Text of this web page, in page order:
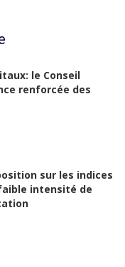
le Conseil
renforcée des
sur les indices
intensité de